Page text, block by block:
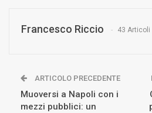
Francesco Riccio 43 Articoli
ARTICOLO PRECEDENTE
Muoversi a Napoli con i
mezzi pubblici: un